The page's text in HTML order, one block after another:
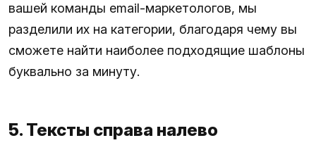
вашей команды email-маркетологов, мы
разделили их на категории, благодаря чему вы
сможете найти наиболее подходящие шаблоны
буквально за минуту.
5. Тексты справа налево